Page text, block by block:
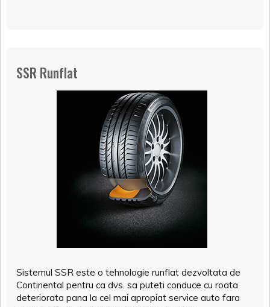
SSR Runflat
Sistemul SSR este o tehnologie runflat dezvoltata de
Continental pentru ca dvs. sa puteti conduce cu roata
deteriorata pana la cel mai apropiat service auto fara